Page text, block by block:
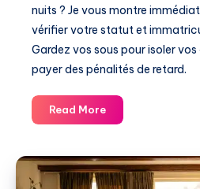
nuits ? Je vous montre
vérifier votre statut et
Gardez vos sous pour isoler
payer des pénalités de retard.
Read MoreRegistre
des
:
Est-